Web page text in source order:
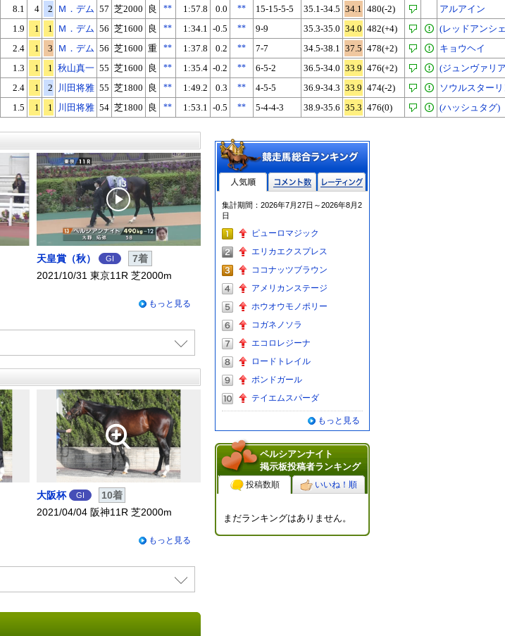
8.1 4 2 Ｍ．デム 57 芝2000 良 ** 1:57.8 0.0 ** 15-15-5-5 35.1-34.5 34.1 480(-2)
アルアイン
1.9 1 1 Ｍ．デム 56 芝1600 良 ** 1:34.1 -0.5 ** 9-9 35.3-35.0 34.0 482(+4)
(レッドアンシ
2.4 1 3 Ｍ．デム 56 芝1600 重 ** 1:37.8 0.2 ** 7-7 34.5-38.1 37.5 478(+2)
キョウヘイ
1.3 1 1 秋山真一 55 芝1600 良 ** 1:35.4 -0.2 ** 6-5-2 36.5-34.0 33.9 476(+2)
(ジュンヴァリ
2.4 1 2 川田将雅 55 芝1800 良 ** 1:49.2 0.3 ** 4-5-5 36.9-34.3 33.9 474(-2)
ソウルスター
1.5 1 1 川田将雅 54 芝1800 良 ** 1:53.1 -0.5 ** 5-4-4-3 38.9-35.6 35.3 476(0) (ハッシュタグ)
天皇賞（秋） GI
7着
2021/10/31 東京11R 芝2000m
もっと見る
大阪杯 GI
10着
2021/04/04 阪神11R 芝2000m
もっと見る
グ
集計期間：2026年7月27日～2026年8月2
日
ピューロマジック
エリカエクスプレス
ココナッツブラウン
アメリカンステージ
ホウオウモノポリー
コガネノソラ
エコロレジーナ
ロードトレイル
ボンドガール
テイエムスパーダ
もっと見る
ペルシアンナイト
掲示板投稿者ランキング
投稿数順 いいね！順
まだランキングはありません。